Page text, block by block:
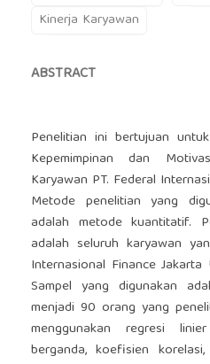
Kinerja Karyawan
ABSTRACT
Penelitian ini bertujuan
Kepemimpinan dan
Karyawan PT. Federal
Metode penelitian yang
adalah metode kuantitatif.
adalah seluruh karyawan
Internasional Finance
Sampel yang digunakan
menjadi 90 orang yang
menggunakan regresi
berganda, koefisien